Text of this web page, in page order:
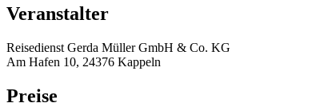
Veranstalter
Reisedienst Gerda Müller GmbH & Co. KG
Am Hafen 10, 24376 Kappeln
Preise